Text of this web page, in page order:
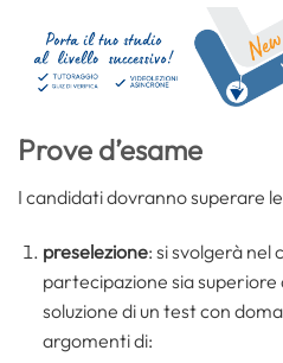
Prove d’esame
I candidati dovranno superare
preselezione: si svolgerà nel
partecipazione sia
soluzione di un test con
argomenti di: